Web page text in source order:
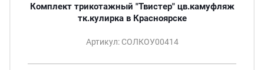
Комплект трикотажный "Твистер" цв.камуфляж
тк.кулирка в Красноярске
Артикул: СОЛКОУ00414